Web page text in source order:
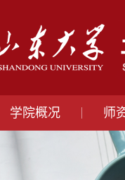
学院概况 师